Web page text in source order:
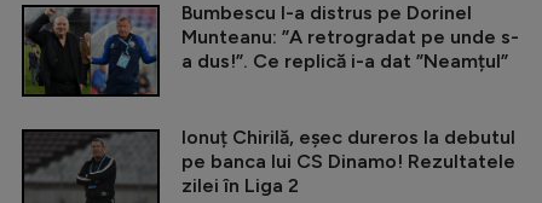
Bumbescu l-a distrus pe Dorinel
Munteanu: ”A retrogradat pe unde s-
a dus!”. Ce replică i-a dat ”Neamțul”
Ionuț Chirilă, eșec dureros la debutul
pe banca lui CS Dinamo! Rezultatele
zilei în Liga 2